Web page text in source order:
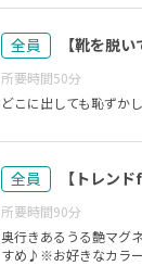
全員 【靴を脱
所要時間50分
どこに出しても恥ず
全員 【トレン
所要時間90分
奥行きあるうる艶マグ
すめ♪※お好きなカラー